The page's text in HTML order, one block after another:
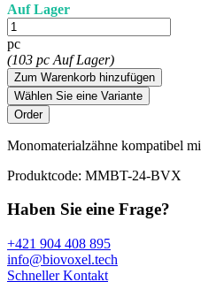
Auf Lager
pc
(103 pc Auf Lager)
Zum Warenkorb hinzufügen
Wählen Sie eine Variante
Monomaterialzähne kompatibel
Produktcode: MMBT-24-BVX
Haben Sie eine Frage?
+421 904 408 895
info@biovoxel.tech
Schneller Kontakt